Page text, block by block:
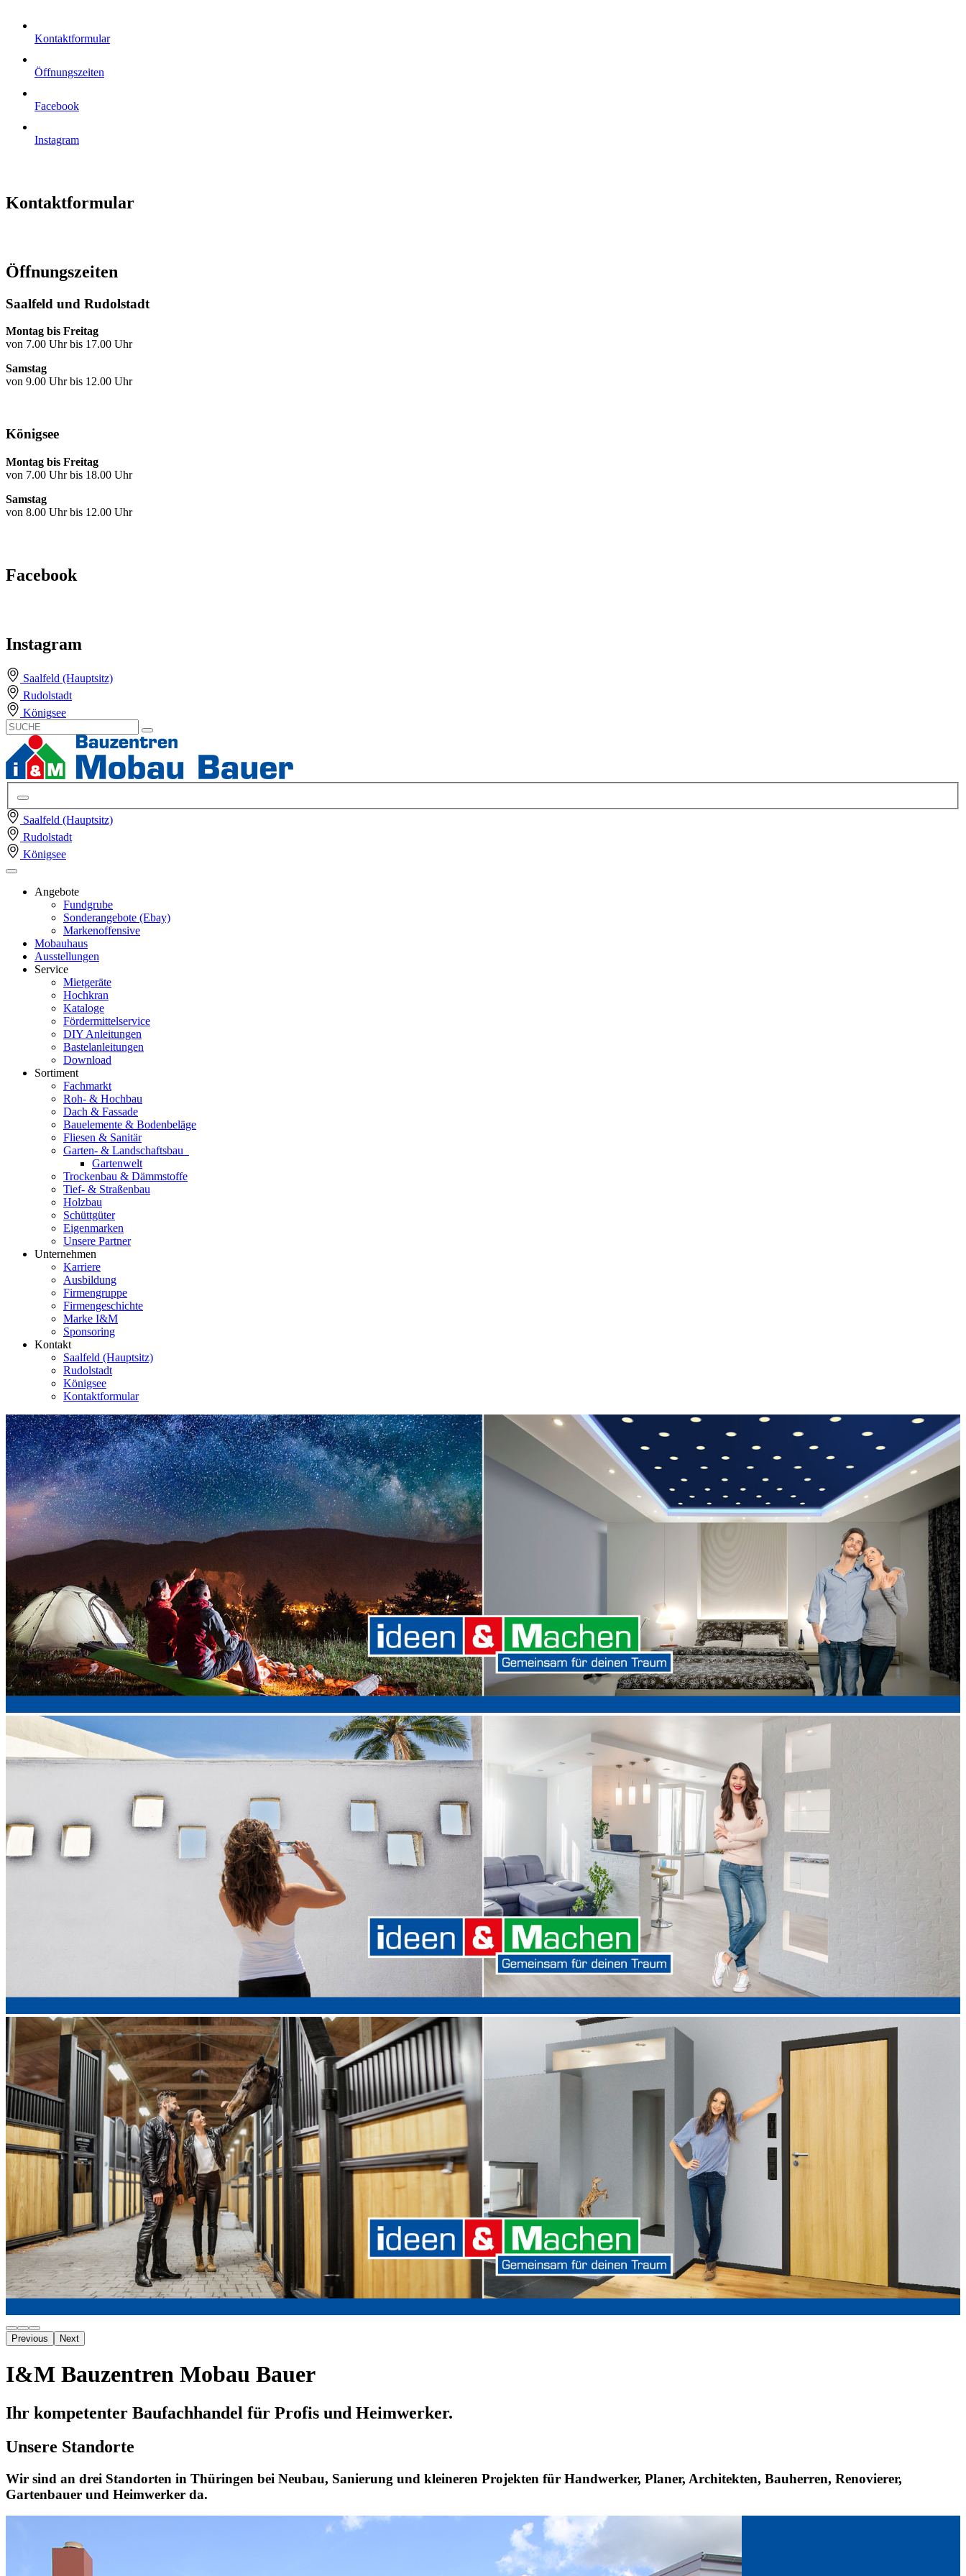
Kontaktformular
Öffnungszeiten
Facebook
Instagram
Kontaktformular
Öffnungszeiten
Saalfeld und Rudolstadt
Montag bis Freitag
von 7.00 Uhr bis 17.00 Uhr
Samstag
von 9.00 Uhr bis 12.00 Uhr
Königsee
Montag bis Freitag
von 7.00 Uhr bis 18.00 Uhr
Samstag
von 8.00 Uhr bis 12.00 Uhr
Facebook
Instagram
Saalfeld (Hauptsitz)
Rudolstadt
Königsee
Saalfeld (Hauptsitz)
Rudolstadt
Königsee
Angebote
Fundgrube
Sonderangebote (Ebay)
Markenoffensive
Mobauhaus
Ausstellungen
Service
Mietgeräte
Hochkran
Kataloge
Fördermittelservice
DIY Anleitungen
Bastelanleitungen
Download
Sortiment
Fachmarkt
Roh- & Hochbau
Dach & Fassade
Bauelemente & Bodenbeläge
Fliesen & Sanitär
Garten- & Landschaftsbau
Gartenwelt
Trockenbau & Dämmstoffe
Tief- & Straßenbau
Holzbau
Schüttgüter
Eigenmarken
Unsere Partner
Unternehmen
Karriere
Ausbildung
Firmengruppe
Firmengeschichte
Marke I&M
Sponsoring
Kontakt
Saalfeld (Hauptsitz)
Rudolstadt
Königsee
Kontaktformular
Previous Next
I&M Bauzentren Mobau Bauer
Ihr kompetenter Baufachhandel für Profis und Heimwerker.
Unsere Standorte
Wir sind an drei Standorten in Thüringen bei Neubau, Sanierung und kleineren Projekten für Handwerker, Planer, Architekten, Bauherren, Renovierer,
Gartenbauer und Heimwerker da.